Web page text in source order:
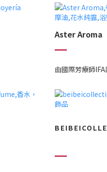
Aster Aroma
由國際芳療師